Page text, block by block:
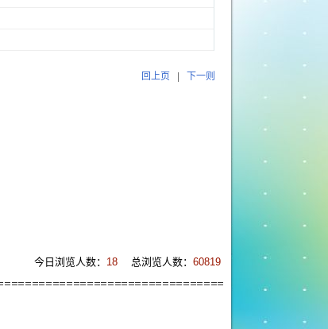
回上页 下一则
今日浏览人数： 18 总浏览人数： 60819